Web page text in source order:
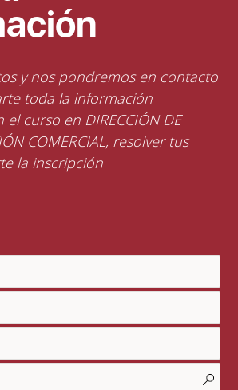
y nos pondremos en contacto
toda la información
curso en DIRECCIÓN DE
COMERCIAL, resolver tus
la inscripción